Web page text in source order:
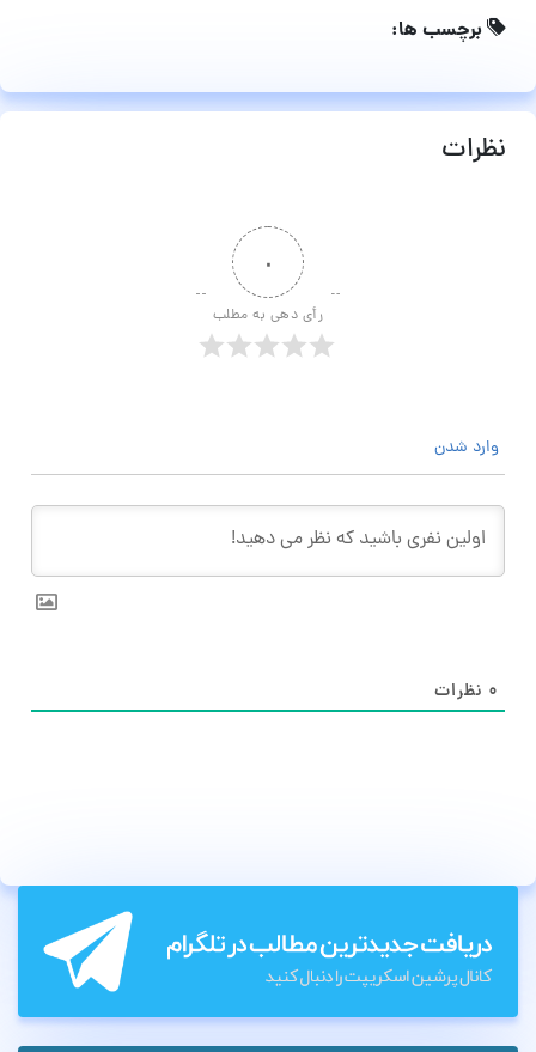
برچسب ها:
نظرات
۰
رأی دهی به مطلب
وارد شدن
۰ نظرات